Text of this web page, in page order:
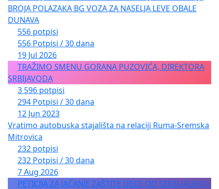
BROJA POLAZAKA BG VOZA ZA NASELJA LEVE OBALE
DUNAVA
556 potpisi
556 Potpisi / 30 dana
19 Jul 2026
TRAŽIMO SMENU GORANA PUZOVIĆA, DIREKTORA
SRBIJAVODA
3 596 potpisi
294 Potpisi / 30 dana
12 Jun 2023
Vratimo autobuska stajališta na relaciji Ruma-Sremska
Mitrovica
232 potpisi
232 Potpisi / 30 dana
7 Aug 2026
PETICIJA ZA JAČANJE ZAŠTITE DECE OD SEKSUALNOG